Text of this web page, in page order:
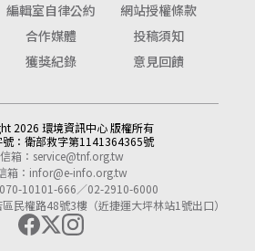
編輯室自律公約
網站授權條款
合作媒體
投稿須知
獲獎紀錄 意見回饋
2026 環境資訊中心 版權所有
： 衛部救字第1141364365號
箱： service@tnf.org.tw
箱： infor@e-info.org.tw
10101-666／02-2910-6000
民權路48號3樓（近捷運大坪林站1號出口）